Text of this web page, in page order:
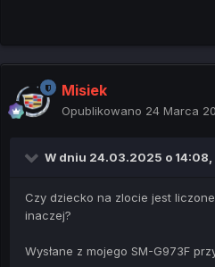
Misiek
Opublikowano 24 Marca
W dniu 24.03.2025 o 14:08,
Czy dziecko na zlocie jest
inaczej?
Wysłane z mojego SM-G973F